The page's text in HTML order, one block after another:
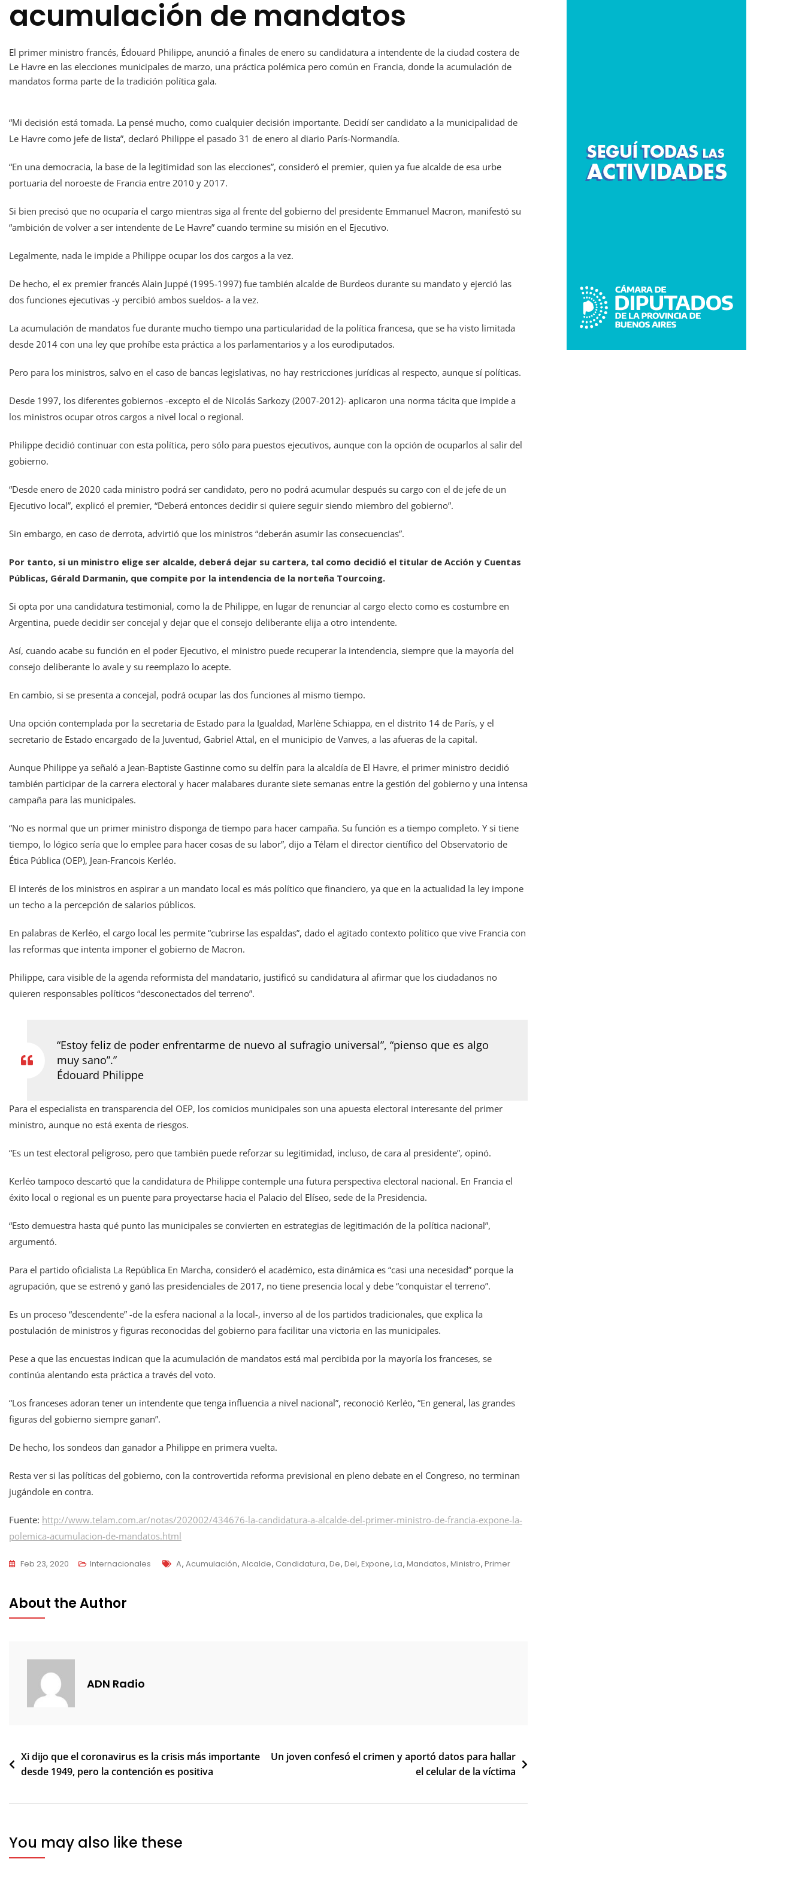
acumulación de mandatos
El primer ministro francés, Édouard Philippe, anunció a finales de enero su candidatura a intendente de la ciudad costera de
Le Havre en las elecciones municipales de marzo, una práctica polémica pero común en Francia, donde la acumulación de
mandatos forma parte de la tradición política gala.
“Mi decisión está tomada. La pensé mucho, como cualquier decisión importante. Decidí ser candidato a la municipalidad de
Le Havre como jefe de lista”, declaró Philippe el pasado 31 de enero al diario París-Normandía.
“En una democracia, la base de la legitimidad son las elecciones”, consideró el premier, quien ya fue alcalde de esa urbe
portuaria del noroeste de Francia entre 2010 y 2017.
Si bien precisó que no ocuparía el cargo mientras siga al frente del gobierno del presidente Emmanuel Macron, manifestó su
“ambición de volver a ser intendente de Le Havre” cuando termine su misión en el Ejecutivo.
Legalmente, nada le impide a Philippe ocupar los dos cargos a la vez.
De hecho, el ex premier francés Alain Juppé (1995-1997) fue también alcalde de Burdeos durante su mandato y ejerció las
dos funciones ejecutivas -y percibió ambos sueldos- a la vez.
La acumulación de mandatos fue durante mucho tiempo una particularidad de la política francesa, que se ha visto limitada
desde 2014 con una ley que prohíbe esta práctica a los parlamentarios y a los eurodiputados.
Pero para los ministros, salvo en el caso de bancas legislativas, no hay restricciones jurídicas al respecto, aunque sí políticas.
Desde 1997, los diferentes gobiernos -excepto el de Nicolás Sarkozy (2007-2012)- aplicaron una norma tácita que impide a
los ministros ocupar otros cargos a nivel local o regional.
Philippe decidió continuar con esta política, pero sólo para puestos ejecutivos, aunque con la opción de ocuparlos al salir del
gobierno.
“Desde enero de 2020 cada ministro podrá ser candidato, pero no podrá acumular después su cargo con el de jefe de un
Ejecutivo local”, explicó el premier, “Deberá entonces decidir si quiere seguir siendo miembro del gobierno”.
Sin embargo, en caso de derrota, advirtió que los ministros “deberán asumir las consecuencias”.
Por tanto, si un ministro elige ser alcalde, deberá dejar su cartera, tal como decidió el titular de Acción y Cuentas
Públicas, Gérald Darmanin, que compite por la intendencia de la norteña Tourcoing.
Si opta por una candidatura testimonial, como la de Philippe, en lugar de renunciar al cargo electo como es costumbre en
Argentina, puede decidir ser concejal y dejar que el consejo deliberante elija a otro intendente.
Así, cuando acabe su función en el poder Ejecutivo, el ministro puede recuperar la intendencia, siempre que la mayoría del
consejo deliberante lo avale y su reemplazo lo acepte.
En cambio, si se presenta a concejal, podrá ocupar las dos funciones al mismo tiempo.
Una opción contemplada por la secretaria de Estado para la Igualdad, Marlène Schiappa, en el distrito 14 de París, y el
secretario de Estado encargado de la Juventud, Gabriel Attal, en el municipio de Vanves, a las afueras de la capital.
Aunque Philippe ya señaló a Jean-Baptiste Gastinne como su delfín para la alcaldía de El Havre, el primer ministro decidió
también participar de la carrera electoral y hacer malabares durante siete semanas entre la gestión del gobierno y una intensa
campaña para las municipales.
“No es normal que un primer ministro disponga de tiempo para hacer campaña. Su función es a tiempo completo. Y si tiene
tiempo, lo lógico sería que lo emplee para hacer cosas de su labor”, dijo a Télam el director científico del Observatorio de
Ética Pública (OEP), Jean-Francois Kerléo.
El interés de los ministros en aspirar a un mandato local es más político que financiero, ya que en la actualidad la ley impone
un techo a la percepción de salarios públicos.
En palabras de Kerléo, el cargo local les permite “cubrirse las espaldas”, dado el agitado contexto político que vive Francia con
las reformas que intenta imponer el gobierno de Macron.
Philippe, cara visible de la agenda reformista del mandatario, justificó su candidatura al afirmar que los ciudadanos no
quieren responsables políticos “desconectados del terreno”.
“Estoy feliz de poder enfrentarme de nuevo al sufragio universal”, “pienso que es algo
muy sano”.”
Édouard Philippe
Para el especialista en transparencia del OEP, los comicios municipales son una apuesta electoral interesante del primer
ministro, aunque no está exenta de riesgos.
“Es un test electoral peligroso, pero que también puede reforzar su legitimidad, incluso, de cara al presidente”, opinó.
Kerléo tampoco descartó que la candidatura de Philippe contemple una futura perspectiva electoral nacional. En Francia el
éxito local o regional es un puente para proyectarse hacia el Palacio del Elíseo, sede de la Presidencia.
“Esto demuestra hasta qué punto las municipales se convierten en estrategias de legitimación de la política nacional”,
argumentó.
Para el partido oficialista La República En Marcha, consideró el académico, esta dinámica es “casi una necesidad” porque la
agrupación, que se estrenó y ganó las presidenciales de 2017, no tiene presencia local y debe “conquistar el terreno”.
Es un proceso “descendente” -de la esfera nacional a la local-, inverso al de los partidos tradicionales, que explica la
postulación de ministros y figuras reconocidas del gobierno para facilitar una victoria en las municipales.
Pese a que las encuestas indican que la acumulación de mandatos está mal percibida por la mayoría los franceses, se
continúa alentando esta práctica a través del voto.
“Los franceses adoran tener un intendente que tenga influencia a nivel nacional”, reconoció Kerléo, “En general, las grandes
figuras del gobierno siempre ganan”.
De hecho, los sondeos dan ganador a Philippe en primera vuelta.
Resta ver si las políticas del gobierno, con la controvertida reforma previsional en pleno debate en el Congreso, no terminan
jugándole en contra.
Fuente: http://www.telam.com.ar/notas/202002/434676-la-candidatura-a-alcalde-del-primer-ministro-de-francia-expone-la-
polemica-acumulacion-de-mandatos.html
Feb 23, 2020 Internacionales Tags
A, Acumulación, Alcalde, Candidatura, De, Del, Expone, La, Mandatos, Ministro, Primer
About the Author
ADN Radio
Navegación
de
entradas
Xi dijo que el coronavirus es la crisis más importante
desde 1949, pero la contención es positiva
Un joven confesó el crimen y aportó datos para hallar
el celular de la víctima
You may also like these